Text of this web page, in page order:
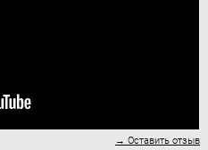
→ Оставить отзыв